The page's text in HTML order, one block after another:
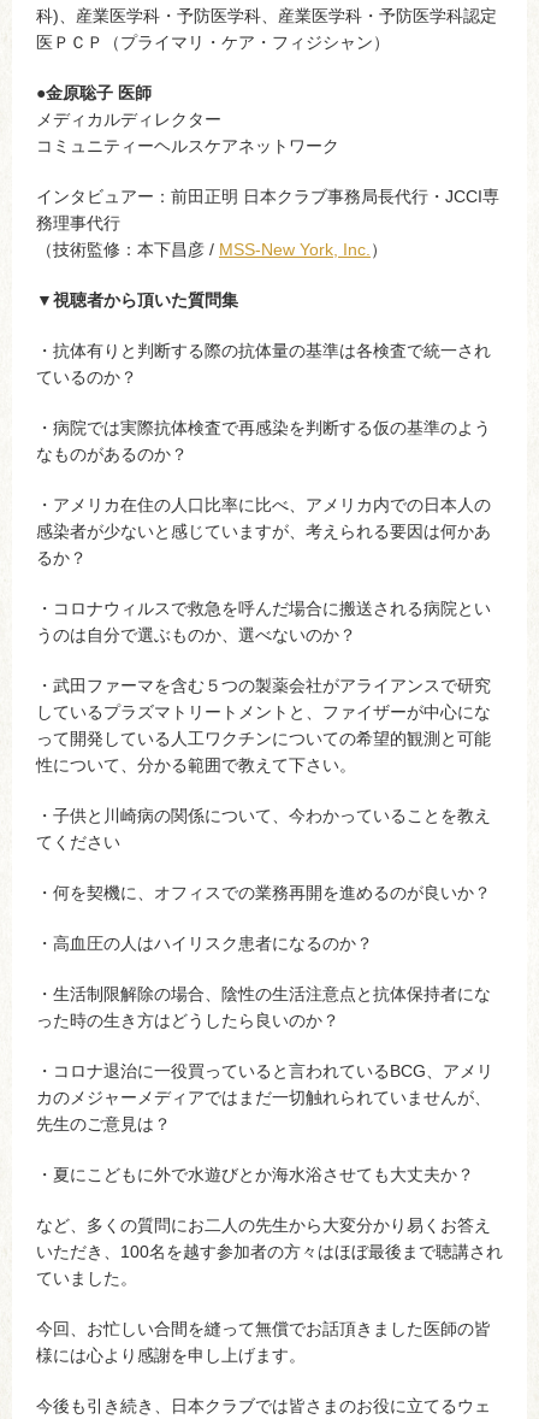
科)、産業医学科・予防医学科、産業医学科・予防医学科認定
医ＰＣＰ（プライマリ・ケア・フィジシャン）
●金原聡子 医師
メディカルディレクター
コミュニティーヘルスケアネットワーク
インタビュアー：前田正明 日本クラブ事務局長代行・JCCI専
務理事代行
（技術監修：本下昌彦 / MSS-New York, Inc. ）
▼視聴者から頂いた質問集
・抗体有りと判断する際の抗体量の基準は各検査で統一され
ているのか？
・病院では実際抗体検査で再感染を判断する仮の基準のよう
なものがあるのか？
・アメリカ在住の人口比率に比べ、アメリカ内での日本人の
感染者が少ないと感じていますが、考えられる要因は何かあ
るか？
・コロナウィルスで救急を呼んだ場合に搬送される病院とい
うのは自分で選ぶものか、選べないのか？
・武田ファーマを含む５つの製薬会社がアライアンスで研究
しているプラズマトリートメントと、ファイザーが中心にな
って開発している人工ワクチンについての希望的観測と可能
性について、分かる範囲で教えて下さい。
・子供と川崎病の関係について、今わかっていることを教え
てください
・何を契機に、オフィスでの業務再開を進めるのが良いか？
・高血圧の人はハイリスク患者になるのか？
・生活制限解除の場合、陰性の生活注意点と抗体保持者にな
った時の生き方はどうしたら良いのか？
・コロナ退治に一役買っていると言われているBCG、アメリ
カのメジャーメディアではまだ一切触れられていませんが、
先生のご意見は？
・夏にこどもに外で水遊びとか海水浴させても大丈夫か？
など、多くの質問にお二人の先生から大変分かり易くお答え
いただき、100名を越す参加者の方々はほぼ最後まで聴講され
ていました。
今回、お忙しい合間を縫って無償でお話頂きました医師の皆
様には心より感謝を申し上げます。
今後も引き続き、日本クラブでは皆さまのお役に立てるウェ